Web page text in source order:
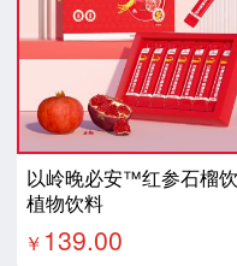
以岭晚必安™红参石榴饮
植物饮料
￥ 139.00